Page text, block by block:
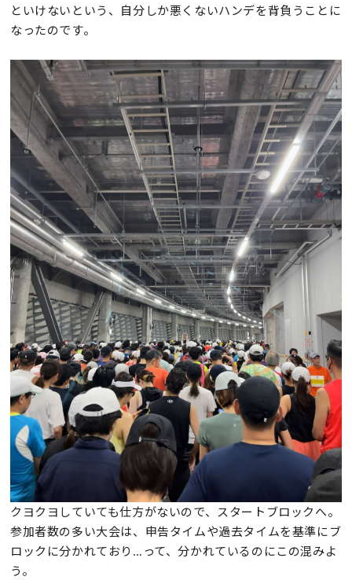
といけないという、自分しか悪くないハンデを背負うことに
なったのです。
クヨクヨしていても仕方がないので、スタートブロックへ。
参加者数の多い大会は、申告タイムや過去タイムを基準にブ
ロックに分かれており…って、分かれているのにこの混みよ
う。